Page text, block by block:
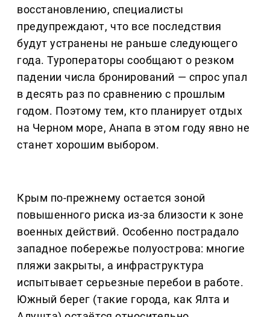
восстановлению, специалисты
предупреждают, что все последствия
будут устранены не раньше следующего
года. Туроператоры сообщают о резком
падении числа бронирований — спрос упал
в десять раз по сравнению с прошлым
годом. Поэтому тем, кто планирует отдых
на Черном море, Анапа в этом году явно не
станет хорошим выбором.
Крым по-прежнему остается зоной
повышенного риска из-за близости к зоне
военных действий. Особенно пострадало
западное побережье полуострова: многие
пляжи закрыты, а инфраструктура
испытывает серьезные перебои в работе.
Южный берег (такие города, как Ялта и